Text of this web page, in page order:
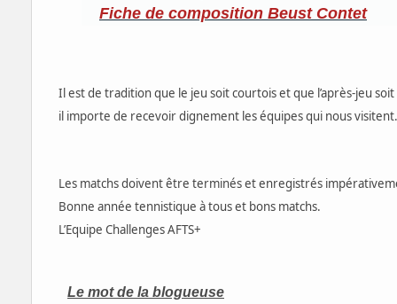
Fiche de composition Beust Contet
Il est de tradition que le jeu soit courtois et que l’après-jeu
il importe de recevoir dignement les équipes qui nous visitent.
Les matchs doivent être terminés et enregistrés
Bonne année tennistique à tous et bons matchs.
L’Equipe Challenges AFTS+
Le mot de la blogueuse